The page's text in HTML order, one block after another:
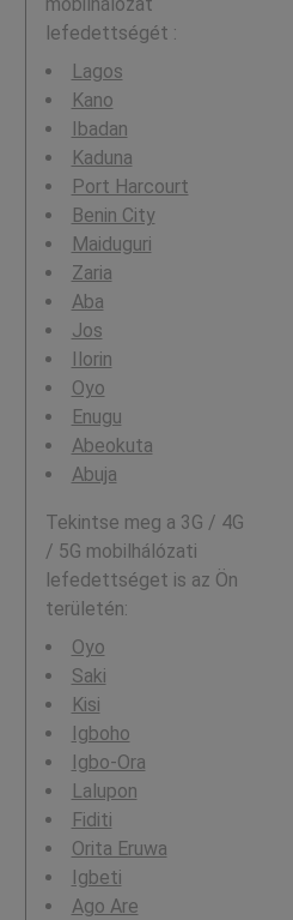
mobilhálózat
lefedettségét :
Lagos
Kano
Ibadan
Kaduna
Port Harcourt
Benin City
Maiduguri
Zaria
Aba
Jos
Ilorin
Oyo
Enugu
Abeokuta
Abuja
Tekintse meg a 3G / 4G
/ 5G mobilhálózati
lefedettséget is az Ön
területén:
Oyo
Saki
Kisi
Igboho
Igbo-Ora
Lalupon
Fiditi
Orita Eruwa
Igbeti
Ago Are